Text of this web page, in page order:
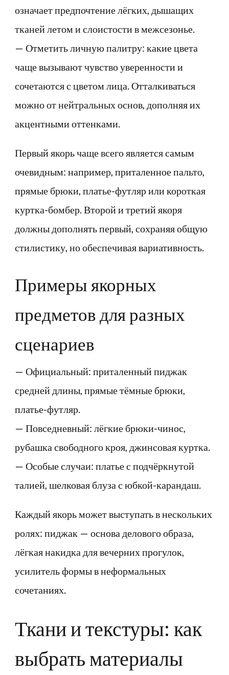
означает предпочтение лёгких, дышащих
тканей летом и слоистости в межсезонье.
— Отметить личную палитру: какие цвета
чаще вызывают чувство уверенности и
сочетаются с цветом лица. Отталкиваться
можно от нейтральных основ, дополняя их
акцентными оттенками.
Первый якорь чаще всего является самым
очевидным: например, приталенное пальто,
прямые брюки, платье-футляр или короткая
куртка-бомбер. Второй и третий якоря
должны дополнять первый, сохраняя общую
стилистику, но обеспечивая вариативность.
Примеры якорных
предметов для разных
сценариев
— Официальный: приталенный пиджак
средней длины, прямые тёмные брюки,
платье-футляр.
— Повседневный: лёгкие брюки-чинос,
рубашка свободного кроя, джинсовая куртка.
— Особые случаи: платье с подчёркнутой
талией, шелковая блуза с юбкой-карандаш.
Каждый якорь может выступать в нескольких
ролях: пиджак — основа делового образа,
лёгкая накидка для вечерних прогулок,
усилитель формы в неформальных
сочетаниях.
Ткани и текстуры: как
выбрать материалы